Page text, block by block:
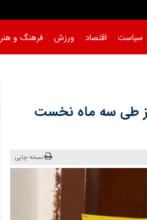
سیاست اقتصاد ورزش فرهنگ و هنر
تبریز طی سه ماه نخست
نسخه چاپی